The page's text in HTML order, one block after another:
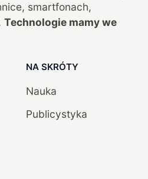
smartfonach,
Technologie mamy we
NA SKRÓTY
Nauka
Publicystyka